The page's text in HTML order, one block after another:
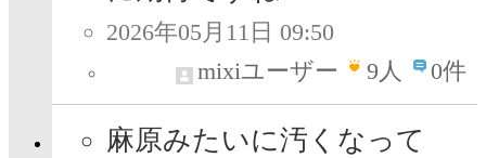
2026年05月11日 09:50
mixiユーザー
9人 0件
麻原みたいに汚くなって